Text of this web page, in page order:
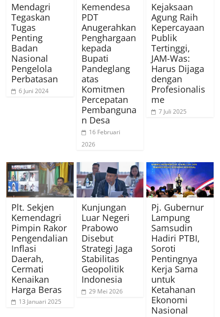
Mendagri
Tegaskan
Tugas
Penting
Badan
Nasional
Pengelola
Perbatasan
6 Juni 2024
Kemendesa
PDT
Anugerahkan
Penghargaan
kepada
Bupati
Pandeglang
atas
Komitmen
Percepatan
Pembanguna
n Desa
16 Februari
2026
Kejaksaan
Agung Raih
Kepercayaan
Publik
Tertinggi,
JAM-Was:
Harus Dijaga
dengan
Profesionalis
me
7 Juli 2025
Plt. Sekjen
Kemendagri
Pimpin Rakor
Pengendalian
Inflasi
Daerah,
Cermati
Kenaikan
Harga Beras
13 Januari 2025
Kunjungan
Luar Negeri
Prabowo
Disebut
Strategi Jaga
Stabilitas
Geopolitik
Indonesia
29 Mei 2026
Pj. Gubernur
Lampung
Samsudin
Hadiri PTBI,
Soroti
Pentingnya
Kerja Sama
untuk
Ketahanan
Ekonomi
Nasional